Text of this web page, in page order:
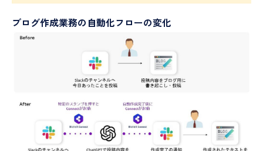
ブログ作成業務の自動化フローの変化